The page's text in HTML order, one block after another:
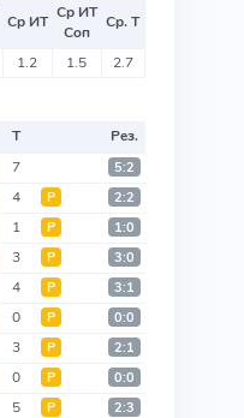
Ср ИТ Ср ИТ
Соп
Ср. Т
1.2 1.5 2.7
Т
Рез.
7 5:2
4 Р 2:2
1 Р 1:0
3 Р 3:0
4 Р 3:1
0 Р 0:0
3 Р 2:1
0 Р 0:0
5 Р 2:3